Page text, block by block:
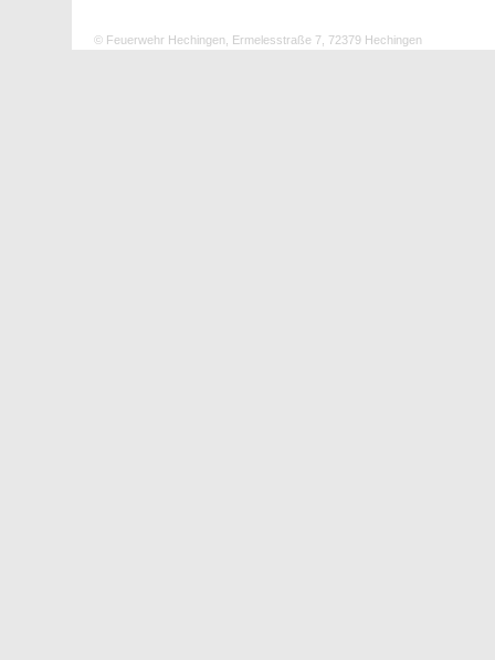
© Feuerwehr Hechingen, Ermelesstraße 7, 72379 Hechingen